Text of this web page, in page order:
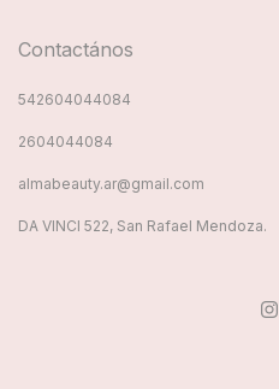
Contactános
542604044084
2604044084
almabeauty.ar@gmail.com
DA VINCI 522, San Rafael Mendoza.